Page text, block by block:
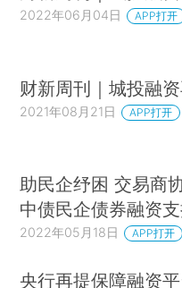
2022年06月04日 APP打开
财新周刊｜城投融
2021年08月21日 APP打开
助民企纾困 交易商
中债民企债券融资
2022年05月18日 APP打开
央行再提保障融资